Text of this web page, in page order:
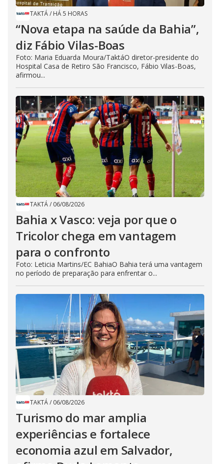
TAKTÁ/ HÁ 5 HORAS
“Nova etapa na saúde da Bahia”,
diz Fábio Vilas-Boas
Foto: Maria Eduarda Moura/TaktáO diretor-presidente do
Hospital Casa de Retiro São Francisco, Fábio Vilas-Boas,
afirmou...
TAKTÁ/ 06/08/2026
Bahia x Vasco: veja por que o
Tricolor chega em vantagem
para o confronto
Foto: Leticia Martins/EC BahiaO Bahia terá uma vantagem
no período de preparação para enfrentar o...
TAKTÁ/ 06/08/2026
Turismo do mar amplia
experiências e fortalece
economia azul em Salvador,